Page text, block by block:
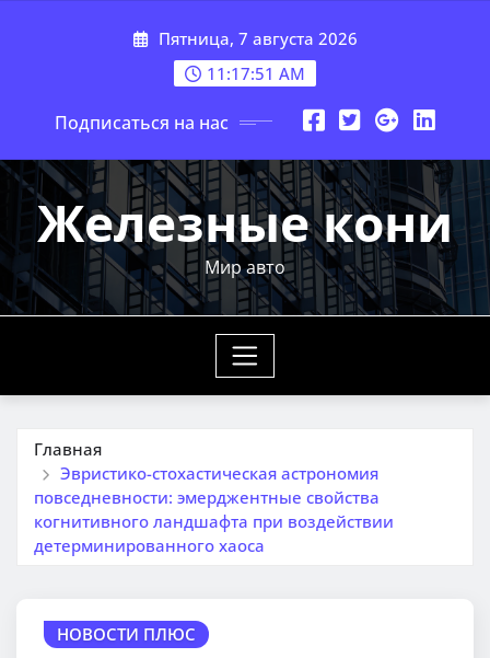
Пятница, 7 августа 2026
11:17:53 AM
Подписаться на нас
Железные кони
Мир авто
Главная
Эвристико-стохастическая астрономия
повседневности: эмерджентные свойства
когнитивного ландшафта при воздействии
детерминированного хаоса
НОВОСТИ ПЛЮС